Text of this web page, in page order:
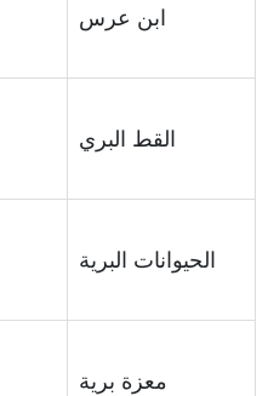
ابن عرس
القط البري
الحيوانات البرية
معزة برية